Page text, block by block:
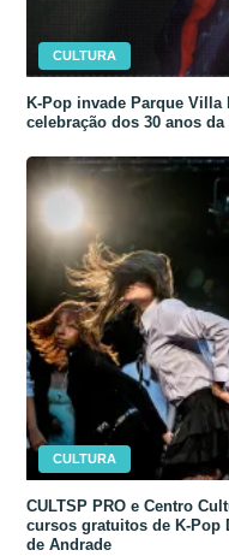
CULTURA
K-Pop invade Parque
celebração dos 30 anos da
CULTURA
CULTSP PRO e Centro
cursos gratuitos de K-Pop
de Andrade